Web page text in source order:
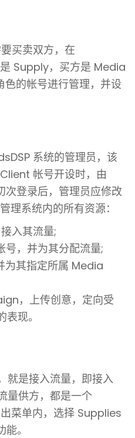
买卖双方，在
Supply，买方是 Media
的帐号进行管理，并设
系统的管理员，该
帐号开设时，由
次登录后，管理员应修改
理系统内的所有资源：
入其流量;
，并为其分配流量;
为其指定所属 Media
，上传创意，定向受
现。
就是接入流量，即接入
量供方，都是一个
菜单内，选择 Supplies
。